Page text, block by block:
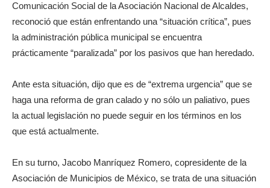
Comunicación Social de la Asociación Nacional de Alcaldes,
reconoció que están enfrentando una “situación crítica”, pues
la administración pública municipal se encuentra
prácticamente “paralizada” por los pasivos que han heredado.
Ante esta situación, dijo que es de “extrema urgencia” que se
haga una reforma de gran calado y no sólo un paliativo, pues
la actual legislación no puede seguir en los términos en los
que está actualmente.
En su turno, Jacobo Manríquez Romero, copresidente de la
Asociación de Municipios de México, se trata de una situación